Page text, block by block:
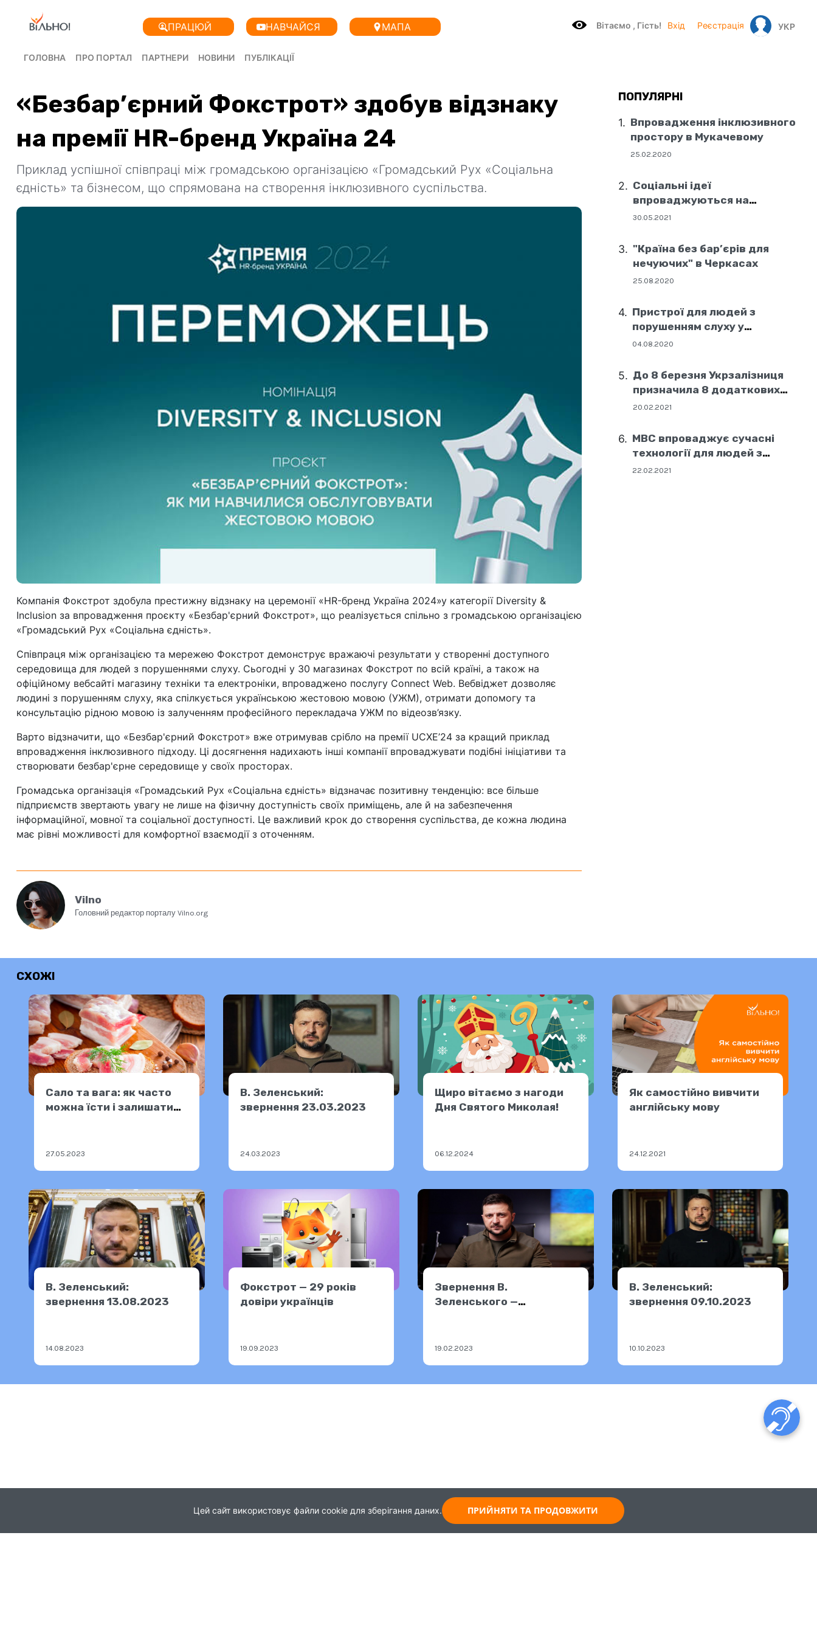
ПРАЦЮЙ НАВЧАЙСЯ МАПА Вітаємo , Гість! Вхід Реєстрація УКР
ГОЛОВНА ПРО ПОРТАЛ ПАРТНЕРИ НОВИНИ ПУБЛІКАЦІЇ
«Безбар’єрний Фокстрот» здобув відзнаку
на премії HR-бренд Україна 24
Приклад успішної співпраці між громадською організацією «Громадський Рух «Соціальна
єдність» та бізнесом, що спрямована на створення інклюзивного суспільства.
Компанія Фокстрот здобула престижну відзнаку на церемонії «HR-бренд Україна 2024»у категорії Diversity &
Inclusion за впровадження проєкту «Безбар'єрний Фокстрот», що реалізується спільно з громадською організацією
«Громадський Рух «Соціальна єдність».
Співпраця між організацією та мережею Фокстрот демонструє вражаючі результати у створенні доступного
середовища для людей з порушеннями слуху. Сьогодні у 30 магазинах Фокстрот по всій країні, а також на
офіційному вебсайті магазину техніки та електроніки, впроваджено послугу Connect Web. Вебвіджет дозволяє
людині з порушенням слуху, яка спілкується українською жестовою мовою (УЖМ), отримати допомогу та
консультацію рідною мовою із залученням професійного перекладача УЖМ по відеозв’язку.
Варто відзначити, що «Безбар'єрний Фокстрот» вже отримував срібло на премії UCXE’24 за кращий приклад
впровадження інклюзивного підходу. Ці досягнення надихають інші компанії впроваджувати подібні ініціативи та
створювати безбар'єрне середовище у своїх просторах.
Громадська організація «Громадський Рух «Соціальна єдність» відзначає позитивну тенденцію: все більше
підприємств звертають увагу не лише на фізичну доступність своїх приміщень, але й на забезпечення
інформаційної, мовної та соціальної доступності. Це важливий крок до створення суспільства, де кожна людина
має рівні можливості для комфортної взаємодії з оточенням.
Vilno
Головний редактор порталу Vilno.org
ПОПУЛЯРНІ
Впровадження інклюзивного
простору в Мукачевому
25.02.2020
Соціальні ідеї
впроваджуються на
державному рівні
30.05.2021
"Країна без бар’єрів для
нечуючих" в Черкасах
25.08.2020
Пристрої для людей з
порушенням слуху у
соціальних центрах Дніпра
04.08.2020
До 8 березня Укрзалізниця
призначила 8 додаткових
поїздів
20.02.2021
МВС впроваджує сучасні
технології для людей з
порушенням слуху
22.02.2021
СХОЖІ
Сало та вага: як часто
можна їсти і залишатися
27.05.2023
В. Зеленський:
звернення 23.03.2023
24.03.2023
Щиро вітаємо з нагоди
Дня Святого Миколая!
06.12.2024
Як самостійно вивчити
англійську мову
24.12.2021
В. Зеленський:
звернення 13.08.2023
14.08.2023
Фокстрот — 29 років
довіри українців
19.09.2023
Звернення В.
Зеленського —
19.02.2023
В. Зеленський:
звернення 09.10.2023
10.10.2023
Цей сайт використовує файли cookie для зберігання даних. ПРИЙНЯТИ ТА ПРОДОВЖИТИ